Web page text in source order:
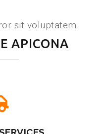
sit voluptatem
APICONA